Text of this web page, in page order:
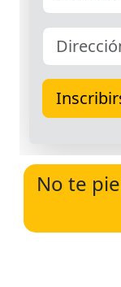
No te